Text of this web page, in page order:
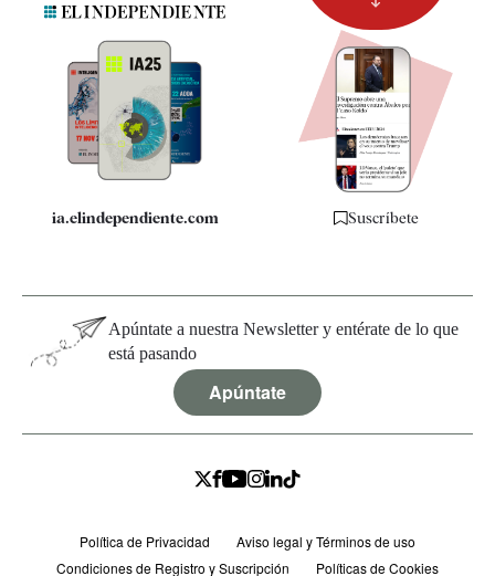
Quiénes somos
Especificaciones
ia.elindependiente.com Suscríbete
Apúntate a nuestra Newsletter y entérate de lo que
está pasando
Apúntate
Política de Privacidad
Aviso legal y Términos de uso
Condiciones de Registro y Suscripción
Políticas de Cookies